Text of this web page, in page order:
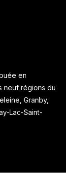
en
neuf régions du
Granby,
Lac-Saint-